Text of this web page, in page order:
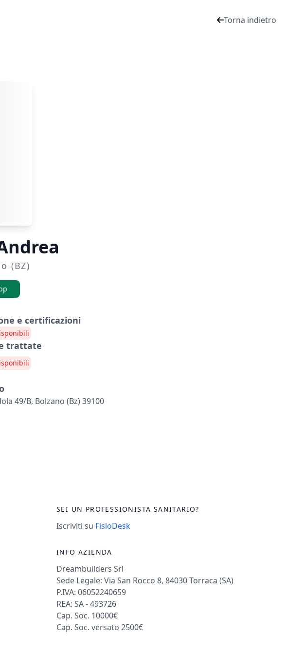
Torna indietro
(BZ)
e certificazioni
trattate
49/b, Bolzano (bz) 39100
SEI UN PROFESSIONISTA SANITARIO?
Iscriviti su FisioDesk
INFO AZIENDA
Dreambuilders Srl
Sede Legale: Via San Rocco 8, 84030 Torraca (SA)
P.IVA: 06052240659
REA: SA - 493726
Cap. Soc. 10000€
Cap. Soc. versato 2500€